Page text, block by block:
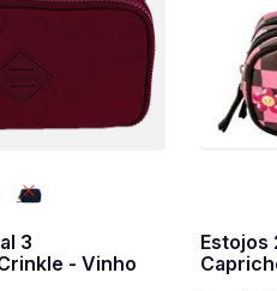
3
- Vinho
Estojos